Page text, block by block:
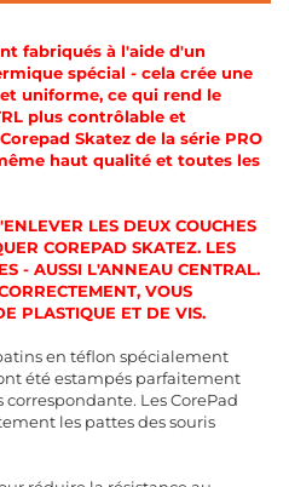
fabriqués à l'aide d'un
spécial - cela crée une
uniforme, ce qui rend le
plus contrôlable et
Skatez de la série PRO
haut qualité et toutes les
LES DEUX COUCHES
COREPAD SKATEZ. LES
- AUSSI L'ANNEAU CENTRAL.
VOUS
PLASTIQUE ET DE VIS.
en téflon spécialement
été estampés parfaitement
Les CorePad
les pattes des souris